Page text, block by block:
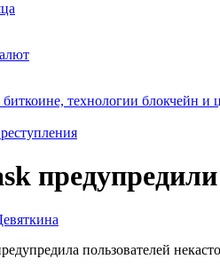
технологии блокчейн и
предупредили
пользователей